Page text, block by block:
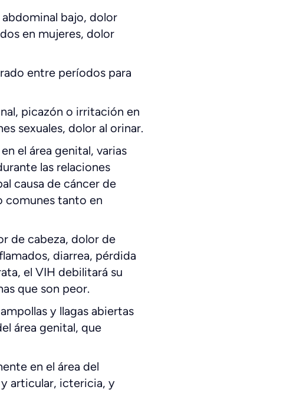
bajo, dolor
en mujeres, dolor
entre períodos para
picazón o irritación en
sexuales, dolor al orinar.
el área genital, varias
las relaciones
causa de cáncer de
comunes tanto en
de cabeza, dolor de
diarrea, pérdida
el VIH debilitará su
que son peor.
y llagas abiertas
área genital, que
en el área del
articular, ictericia, y